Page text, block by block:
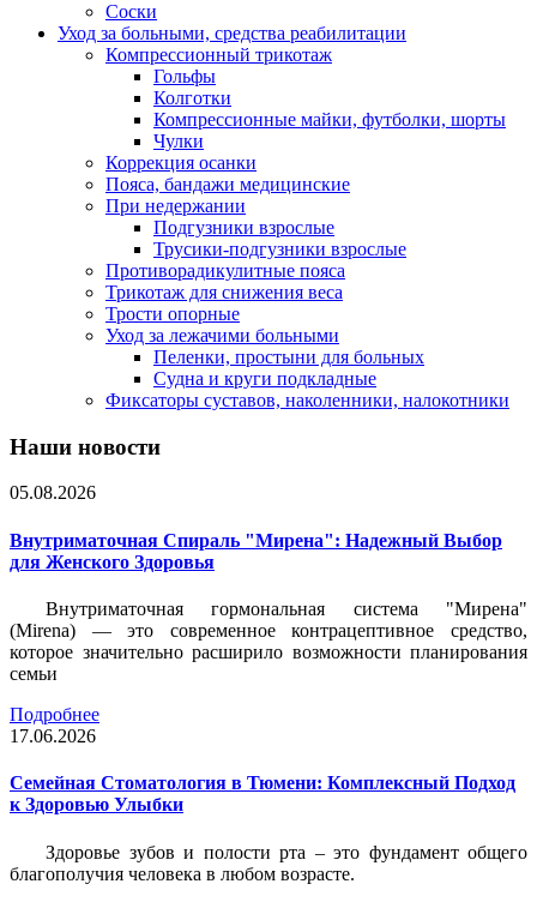
Соски
Уход за больными, средства реабилитации
Компрессионный трикотаж
Гольфы
Колготки
Компрессионные майки, футболки, шорты
Чулки
Коррекция осанки
Пояса, бандажи медицинские
При недержании
Подгузники взрослые
Трусики-подгузники взрослые
Противорадикулитные пояса
Трикотаж для снижения веса
Трости опорные
Уход за лежачими больными
Пеленки, простыни для больных
Судна и круги подкладные
Фиксаторы суставов, наколенники, налокотники
Наши новости
05.08.2026
Внутриматочная Спираль "Мирена": Надежный Выбор
для Женского Здоровья
Внутриматочная гормональная система "Мирена"
(Mirena) — это современное контрацептивное средство,
которое значительно расширило возможности планирования
семьи
Подробнее
17.06.2026
Семейная Стоматология в Тюмени: Комплексный Подход
к Здоровью Улыбки
Здоровье зубов и полости рта – это фундамент общего
благополучия человека в любом возрасте.